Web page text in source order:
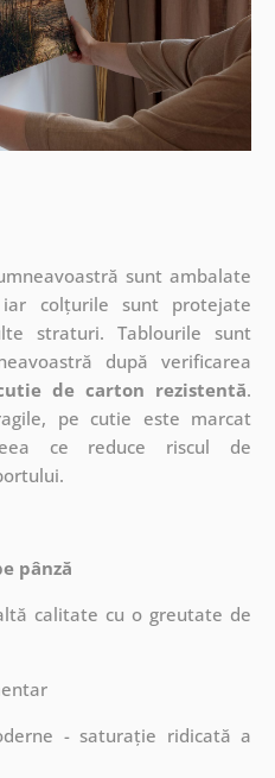
sunt ambalate
colțurile sunt protejate
straturi.Tablourile sunt
după verificarea
de carton rezistentă.
pe cutie este marcat
ce reduce riscul de
pânză
calitate cu o greutate de
- saturație ridicată a